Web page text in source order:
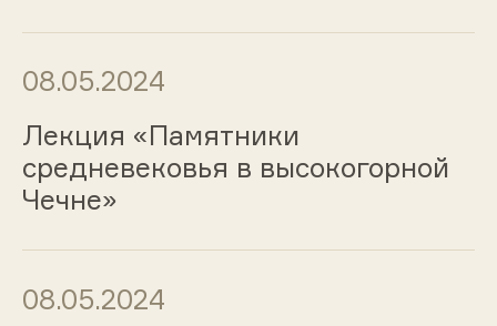
08.05.2024
Лекция «Памятники
средневековья в высокогорной
Чечне»
08.05.2024